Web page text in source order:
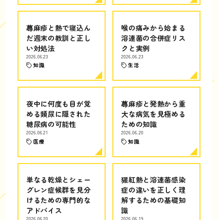
蕁麻疹と熱で寝込ん
だ週末の教訓と正し
い対処法
2026.06.23
知識
喉の痛みから始まる
溶連菌の合併症リス
クと実例
2026.06.23
生活
夜中に何度も目が覚
める頻尿に隠された
糖尿病の可能性
2026.06.21
医療
蕁麻疹と発熱から重
大な病気を見極める
ための知識
2026.06.20
知識
単なる乾燥とシェー
グレン症候群を見分
けるための専門的な
アドバイス
猩紅熱と溶連菌感染
症の違いを正しく理
解するための基礎知
識